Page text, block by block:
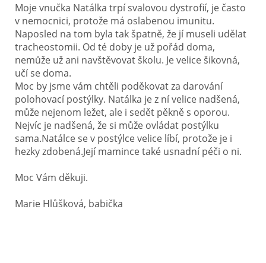
Moje vnučka Natálka trpí svalovou dystrofií, je často
v nemocnici, protože má oslabenou imunitu.
Naposled na tom byla tak špatně, že jí museli udělat
tracheostomii. Od té doby je už pořád doma,
nemůže už ani navštěvovat školu. Je velice šikovná,
učí se doma.
Moc by jsme vám chtěli poděkovat za darování
polohovací postýlky. Natálka je z ní velice nadšená,
může nejenom ležet, ale i sedět pěkně s oporou.
Nejvíc je nadšená, že si může ovládat postýlku
sama.Natálce se v postýlce velice líbí, protože je i
hezky zdobená.Její mamince také usnadní péči o ni.
Moc Vám děkuji.
Marie Hlůšková, babička